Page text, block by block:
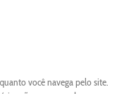
você navega pelo site.